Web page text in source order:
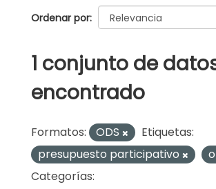
Ordenar por
1 conjunto de
encontrado
Formatos: ODS
Etiquetas:
presupuesto participativo
Categorías: